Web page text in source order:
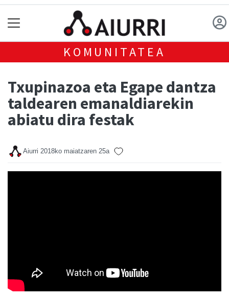
KOMUNITATEA
Txupinazoa eta Egape dantza
taldearen emanaldiarekin
abiatu dira festak
Aiurri 2018ko maiatzaren 25a